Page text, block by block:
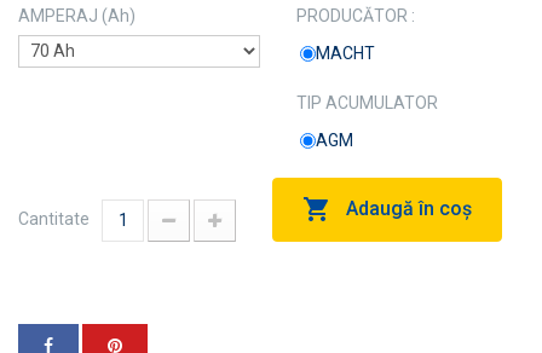
AMPERAJ (Ah)
PRODUCĂTOR :
MACHT
TIP ACUMULATOR
AGM
Cantitate Adaugă în coş